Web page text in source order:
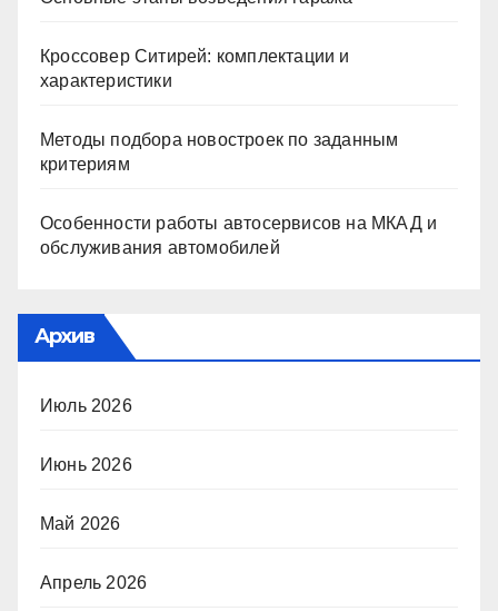
Кроссовер Ситирей: комплектации и
характеристики
Методы подбора новостроек по заданным
критериям
Особенности работы автосервисов на МКАД и
обслуживания автомобилей
Архив
Июль 2026
Июнь 2026
Май 2026
Апрель 2026